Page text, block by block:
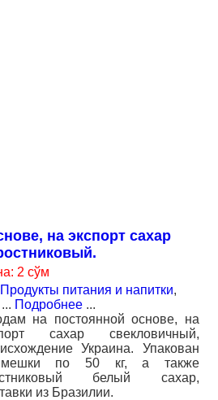
на экспорт сахар
2 сўм
питания и напитки,
... Подробнее ...
на постоянной основе, на
сахар свекловичный,
Украина. Упакован
по 50 кг, а также
белый сахар,
из Бразилии.